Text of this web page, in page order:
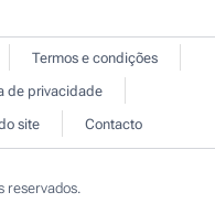
Termos e condições
de privacidade
site Contacto
reservados.